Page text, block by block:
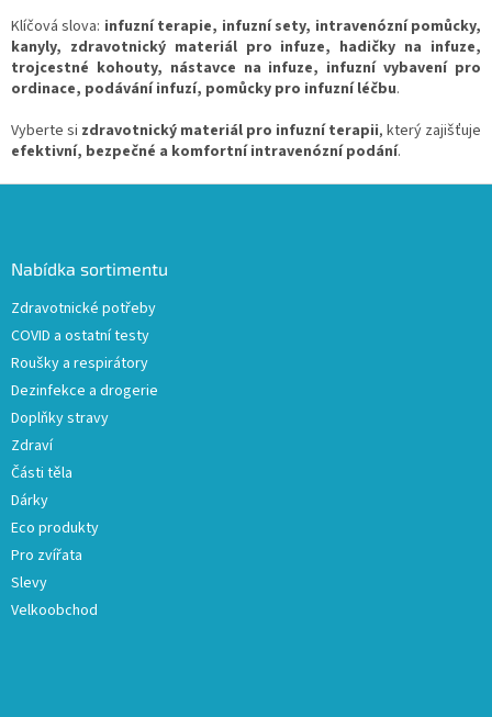
s
u
Klíčová slova: infuzní terapie, infuzní sety, intravenózní pomůcky,
kanyly, zdravotnický materiál pro infuze, hadičky na infuze,
trojcestné kohouty, nástavce na infuze, infuzní vybavení pro
ordinace, podávání infuzí, pomůcky pro infuzní léčbu.
Vyberte si zdravotnický materiál pro infuzní terapii, který zajišťuje
efektivní, bezpečné a komfortní intravenózní podání.
Nabídka sortimentu
Zdravotnické potřeby
COVID a ostatní testy
Roušky a respirátory
Dezinfekce a drogerie
Doplňky stravy
Zdraví
Části těla
Dárky
Eco produkty
Pro zvířata
Slevy
Velkoobchod